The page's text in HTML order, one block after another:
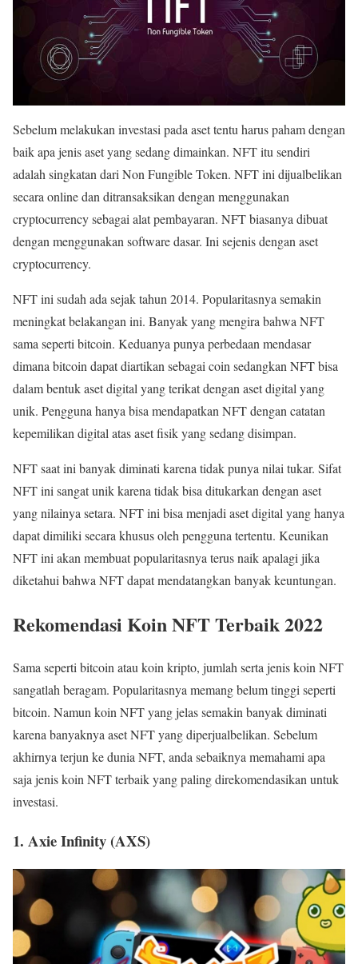
Sebelum melakukan investasi pada aset tentu harus paham dengan
baik apa jenis aset yang sedang dimainkan. NFT itu sendiri
adalah singkatan dari Non Fungible Token. NFT ini dijualbelikan
secara online dan ditransaksikan dengan menggunakan
cryptocurrency sebagai alat pembayaran. NFT biasanya dibuat
dengan menggunakan software dasar. Ini sejenis dengan aset
cryptocurrency.
NFT ini sudah ada sejak tahun 2014. Popularitasnya semakin
meningkat belakangan ini. Banyak yang mengira bahwa NFT
sama seperti bitcoin. Keduanya punya perbedaan mendasar
dimana bitcoin dapat diartikan sebagai coin sedangkan NFT bisa
dalam bentuk aset digital yang terikat dengan aset digital yang
unik. Pengguna hanya bisa mendapatkan NFT dengan catatan
kepemilikan digital atas aset fisik yang sedang disimpan.
NFT saat ini banyak diminati karena tidak punya nilai tukar. Sifat
NFT ini sangat unik karena tidak bisa ditukarkan dengan aset
yang nilainya setara. NFT ini bisa menjadi aset digital yang hanya
dapat dimiliki secara khusus oleh pengguna tertentu. Keunikan
NFT ini akan membuat popularitasnya terus naik apalagi jika
diketahui bahwa NFT dapat mendatangkan banyak keuntungan.
Rekomendasi Koin NFT Terbaik 2022
Sama seperti bitcoin atau koin kripto, jumlah serta jenis koin NFT
sangatlah beragam. Popularitasnya memang belum tinggi seperti
bitcoin. Namun koin NFT yang jelas semakin banyak diminati
karena banyaknya aset NFT yang diperjualbelikan. Sebelum
akhirnya terjun ke dunia NFT, anda sebaiknya memahami apa
saja jenis koin NFT terbaik yang paling direkomendasikan untuk
investasi.
1. Axie Infinity (AXS)